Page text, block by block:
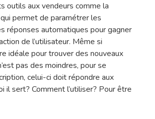
outils aux vendeurs comme la
permet de paramétrer les
réponses automatiques pour gagner
de l’utilisateur. Même si
idéale pour trouver des nouveaux
pas des moindres, pour se
celui-ci doit répondre aux
sert? Comment l’utiliser? Pour être